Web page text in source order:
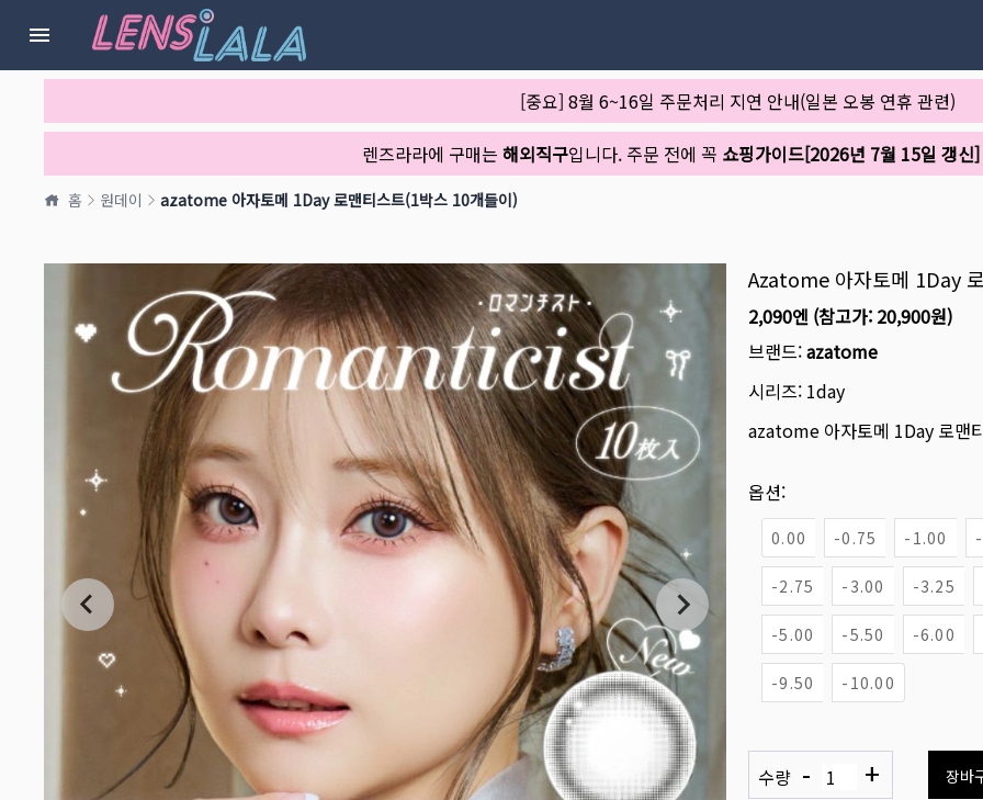
[중요] 8월 6~16일 주문처리 지연 안내(일본 오봉 연휴 관련)
렌즈라라에 구매는 해외직구입니다. 주문 전에 꼭 쇼핑가이드[2026년 7월 15일 갱신]
홈 원데이 azatome 아자토메 1Day 로맨티스트(1박스 10개들이)
Azatome 아자토메 1Day
2,090엔 (참고가: 20,900원)
브랜드:azatome
시리즈: 1day
azatome 아자토메 1Day 로맨
옵션:
0.00 -0.75 -1.00
-2.75 -3.00 -3.25
-5.00 -5.50 -6.00
-9.50 -10.00
수량 - + 장바